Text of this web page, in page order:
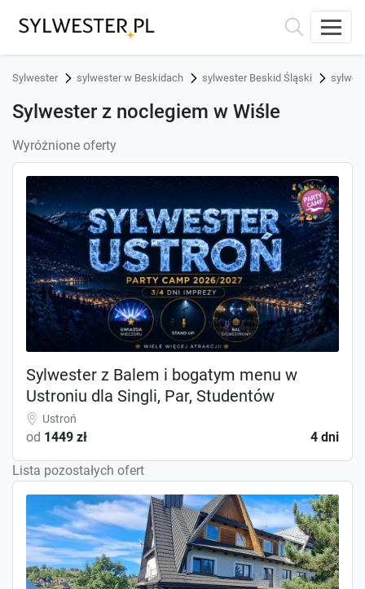
Sylwester sylwester w Beskidach sylwester Beskid Śląski
Sylwester z noclegiem w Wiśle
Wyróżnione oferty
Sylwester z Balem i bogatym menu w
Ustroniu dla Singli, Par, Studentów
Ustroń
od 1449 zł 4 dni
Lista pozostałych ofert